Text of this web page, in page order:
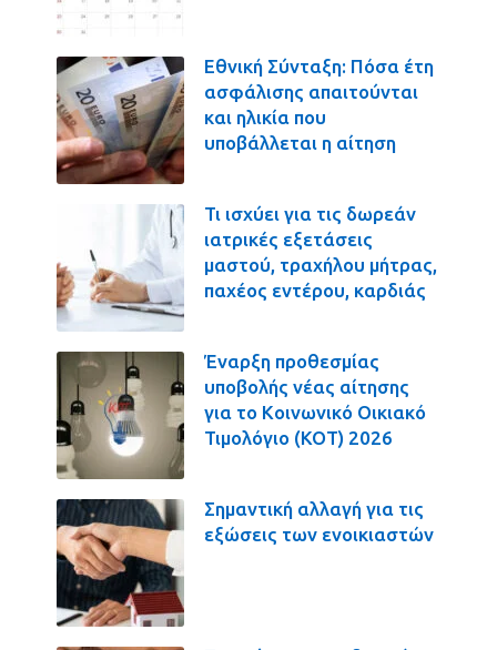
Εθνική Σύνταξη: Πόσα έτη
ασφάλισης απαιτούνται
και ηλικία που
υποβάλλεται η αίτηση
Τι ισχύει για τις δωρεάν
ιατρικές εξετάσεις
μαστού, τραχήλου μήτρας,
παχέος εντέρου, καρδιάς
Έναρξη προθεσμίας
υποβολής νέας αίτησης
για το Κοινωνικό Οικιακό
Τιμολόγιο (ΚΟΤ) 2026
Σημαντική αλλαγή για τις
εξώσεις των ενοικιαστών